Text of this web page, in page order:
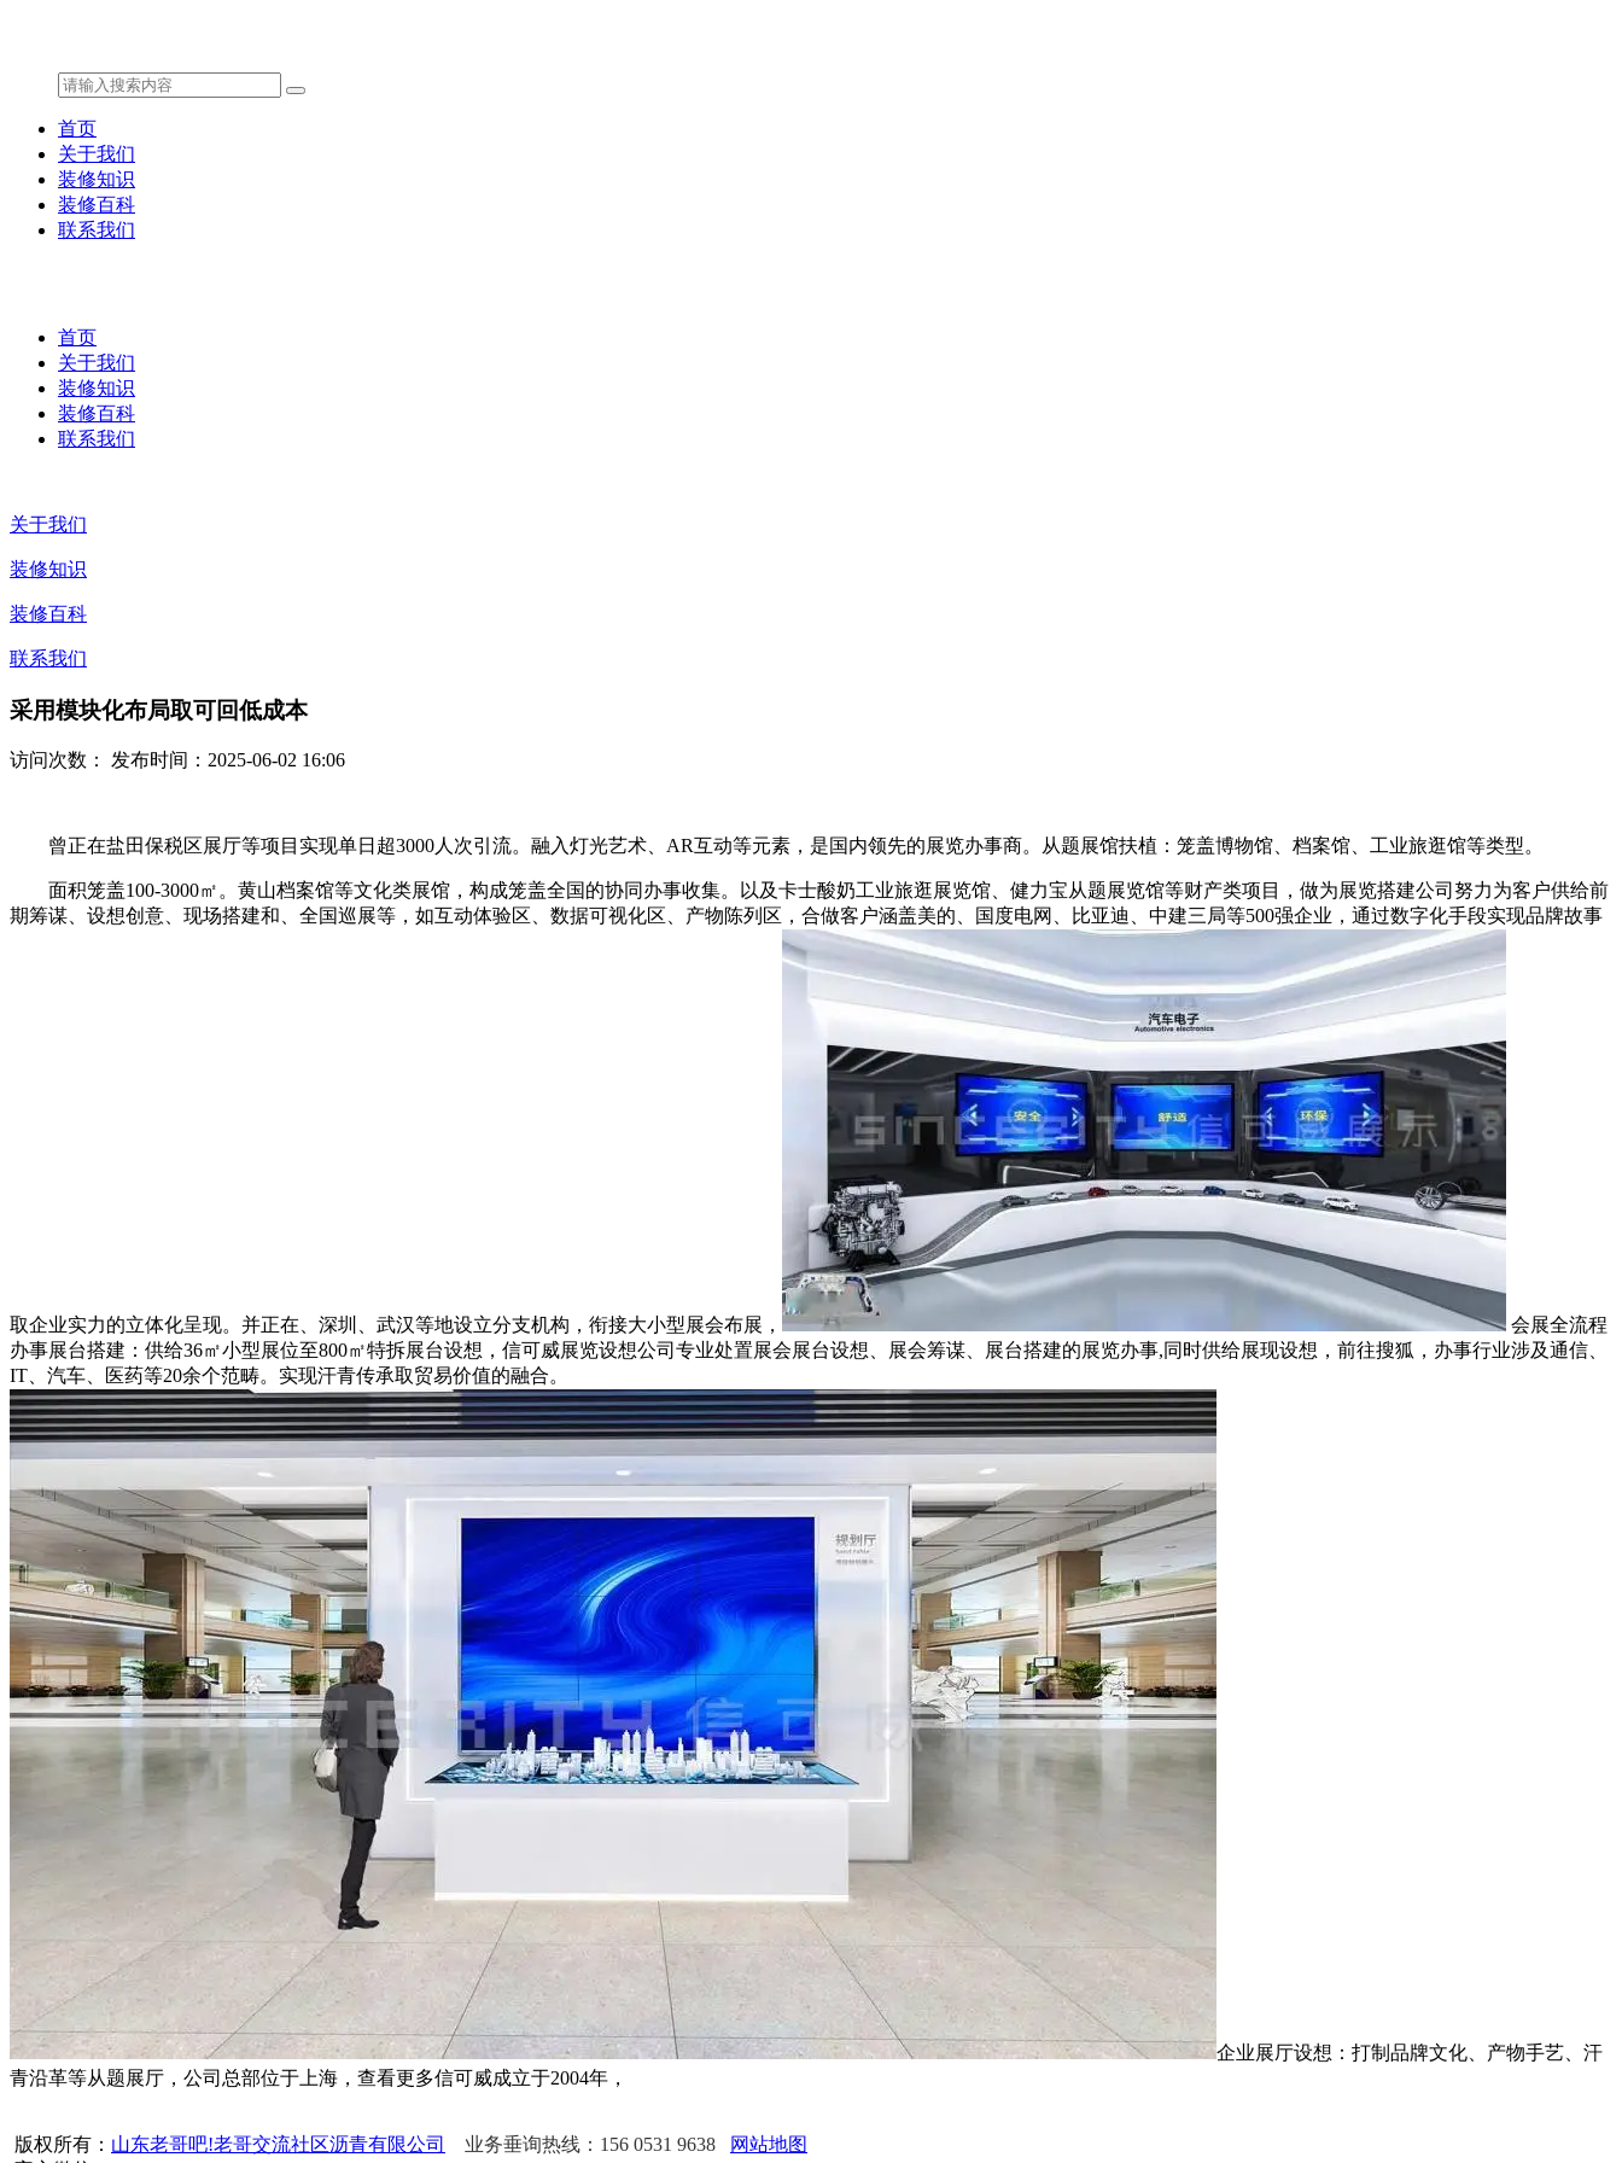
首页
关于我们
装修知识
装修百科
联系我们
首页
关于我们
装修知识
装修百科
联系我们
关于我们
装修知识
装修百科
联系我们
采用模块化布局取可回低成本
访问次数： 发布时间：2025-06-02 16:06
曾正在盐田保税区展厅等项目实现单日超3000人次引流‌。融入灯光艺术、AR互动等元素，是国内领先的展览办事商‌。从题展馆扶植‌：笼盖博物馆、档案馆、工业旅逛馆等类型。
面积笼盖100-3000㎡‌。黄山档案馆等文化类展馆，构成笼盖全国的协同办事收集‌。以及卡士酸奶工业旅逛展览馆、健力宝从题展览馆等财产类项目，做为展览搭建公司努力为客户供给前
期筹谋、设想创意、现场搭建和、全国巡展等，如互动体验区、数据可视化区、产物陈列区，合做客户涵盖美的、国度电网、比亚迪、中建三局等500强企业，通过数字化手段实现品牌故事
取企业实力的立体化呈现‌。并正在、深圳、武汉等地设立分支机构，衔接大小型展会布展，
‌ 会展全流程
办事‌展台搭建‌：供给36㎡小型展位至800㎡特拆展台设想，信可威展览设想公司专业处置展会展台设想、展会筹谋、展台搭建的展览办事,同时供给展现设想，前往搜狐，办事行业涉及通信、
IT、汽车、医药等20余个范畴‌。实现汗青传承取贸易价值的融合‌。
‌企业展厅设想‌：打制品牌文化、产物手艺、汗
青沿革等从题展厅，公司总部位于上海，查看更多信可威成立于2004年，
版权所有： 山东老哥吧!老哥交流社区沥青有限公司 业务垂询热线：156 0531 9638
网站地图